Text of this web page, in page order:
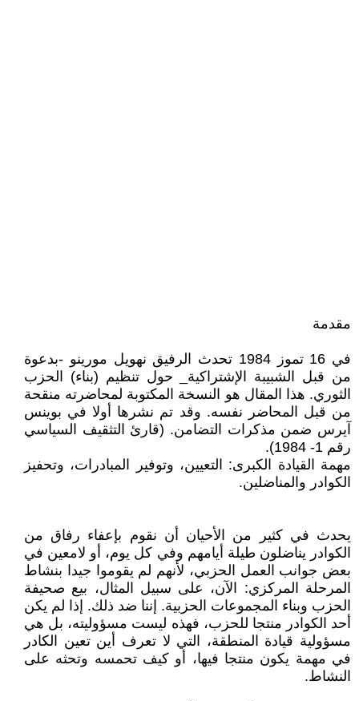
مقدمة
في 16 تموز 1984 تحدث الرفيق نهويل مورينو -بدعوة
من قبل الشبيبة الإشتراكية_ حول تنظيم (بناء) الحزب
الثوري. هذا المقال هو النسخة المكتوبة لمحاضرته منقحة
من قبل المحاضر نفسه. وقد تم نشرها أولا في بوينس
آيرس ضمن مذكرات التضامن. (قارئ التثقيف السياسي
رقم 1- 1984).
مهمة القيادة الكبرى: التعيين، وتوفير المبادرات، وتحفيز
الكوادر والمناضلين.
يحدث في كثير من الأحيان أن نقوم بإعفاء رفاق من
الكوادر يناضلون طيلة أيامهم وفي كل يوم، أو لامعين في
بعض جوانب العمل الحزبي، لأنهم لم يقوموا جيدا بنشاط
المرحلة المركزي: الآن، على سبيل المثال، بيع صحيفة
الحزب وبناء المجموعات الحزبية. إننا ضد ذلك. إذا لم يكن
أحد الكوادر منتجا للحزب، فهذه ليست مسؤوليته، بل هي
مسؤولية قيادة المنطقة، التي لا تعرف أين تعين الكادر
في مهمة يكون منتجا فيها، أو كيف تحمسه وتحثه على
النشاط.